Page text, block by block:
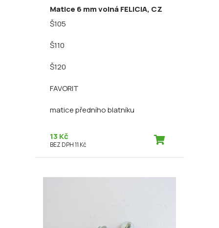
Matice 6 mm volná FELICIA, CZ
Š105
Š110
Š120
FAVORIT
matice předního blatníku
13 Kč
BEZ DPH 11 Kč